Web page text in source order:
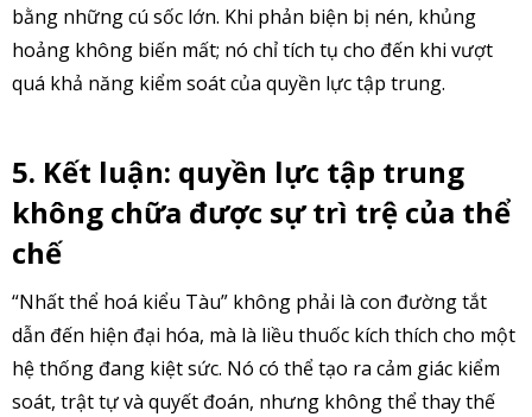
bằng những cú sốc lớn. Khi phản biện bị nén, khủng
hoảng không biến mất; nó chỉ tích tụ cho đến khi vượt
quá khả năng kiểm soát của quyền lực tập trung.
5. Kết luận: quyền lực tập trung
không chữa được sự trì trệ của thể
chế
“Nhất thể hoá kiểu Tàu” không phải là con đường tắt
dẫn đến hiện đại hóa, mà là liều thuốc kích thích cho một
hệ thống đang kiệt sức. Nó có thể tạo ra cảm giác kiểm
soát, trật tự và quyết đoán, nhưng không thể thay thế